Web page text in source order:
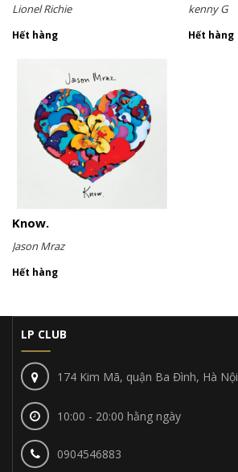
Lionel Richie
Hết hàng
kenny G
Hết hàng
Know.
Jason Mraz
Hết hàng
LP CLUB
174 Kim Mã, quận Ba Đình, Hà Nội
10:00 - 20:00 hằng ngày
0904546883